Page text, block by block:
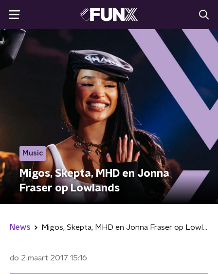
Music
Migos, Skepta, MHD en Jonna
Fraser op Lowlands
News Migos, Skepta, MHD en Jonna Fraser op Lowlands
do 2 maart 2017 15:16